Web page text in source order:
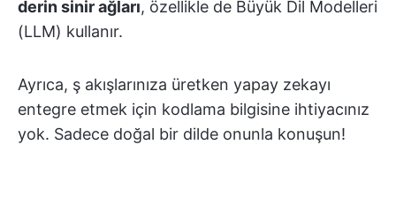
derin sinir ağları, özellikle de Büyük Dil Modelleri
(LLM) kullanır.
Ayrıca, ş akışlarınıza üretken yapay zekayı
entegre etmek için kodlama bilgisine ihtiyacınız
yok. Sadece doğal bir dilde onunla konuşun!